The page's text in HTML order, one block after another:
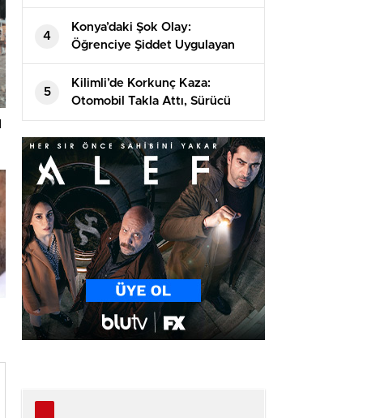
Alperen’in Dramı
4
Konya’daki Şok Olay:
Öğrenciye Şiddet Uygulayan
Görevli Tutuklandı!
5
Kilimli’de Korkunç Kaza:
Otomobil Takla Attı, Sürücü
Ağır Yaralı